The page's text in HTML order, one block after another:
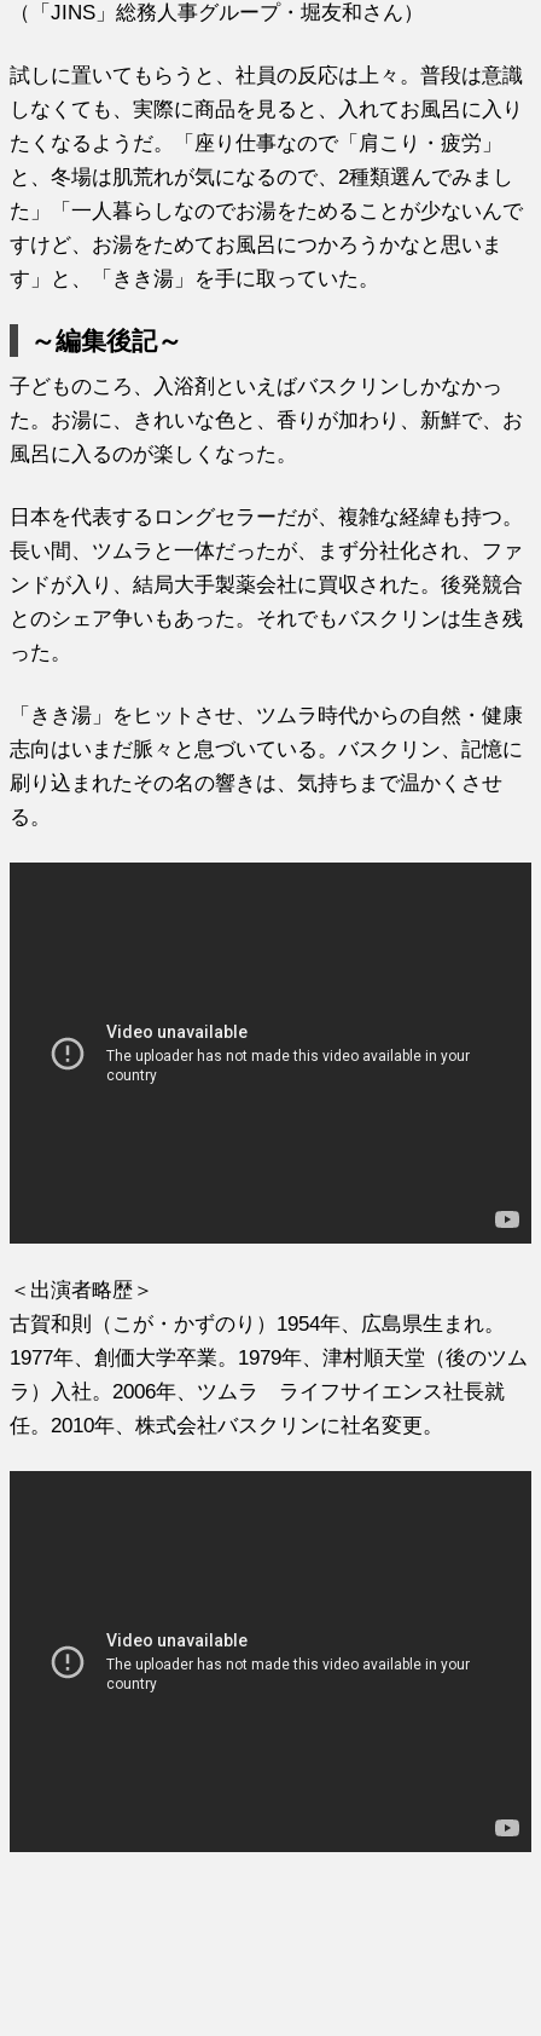
（「JINS」総務人事グループ・堀友和さん）
試しに置いてもらうと、社員の反応は上々。普段は意識
しなくても、実際に商品を見ると、入れてお風呂に入り
たくなるようだ。「座り仕事なので「肩こり・疲労」
と、冬場は肌荒れが気になるので、2種類選んでみまし
た」「一人暮らしなのでお湯をためることが少ないんで
すけど、お湯をためてお風呂につかろうかなと思いま
す」と、「きき湯」を手に取っていた。
～編集後記～
子どものころ、入浴剤といえばバスクリンしかなかっ
た。お湯に、きれいな色と、香りが加わり、新鮮で、お
風呂に入るのが楽しくなった。
日本を代表するロングセラーだが、複雑な経緯も持つ。
長い間、ツムラと一体だったが、まず分社化され、ファ
ンドが入り、結局大手製薬会社に買収された。後発競合
とのシェア争いもあった。それでもバスクリンは生き残
った。
「きき湯」をヒットさせ、ツムラ時代からの自然・健康
志向はいまだ脈々と息づいている。バスクリン、記憶に
刷り込まれたその名の響きは、気持ちまで温かくさせ
る。
＜出演者略歴＞
古賀和則（こが・かずのり）1954年、広島県生まれ。
1977年、創価大学卒業。1979年、津村順天堂（後のツム
ラ）入社。2006年、ツムラ ライフサイエンス社長就
任。2010年、株式会社バスクリンに社名変更。